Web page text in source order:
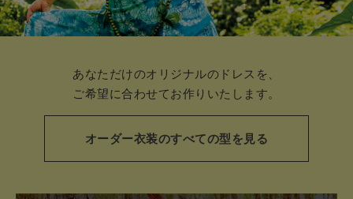
あなただけのオリジナルのドレスを、
ご希望に合わせてお作りいたします。
オーダー衣装のすべての型を見る